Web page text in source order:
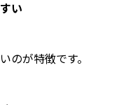
い
のが特徴です。